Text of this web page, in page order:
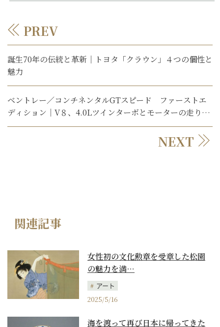
誕生70年の伝統と革新｜トヨタ「クラウン」４つの個性と
魅力
PREV
ベントレー／コンチネンタルGTスピード ファーストエ
ディション｜V８、4.0Lツインターボとモーターの走りを
楽しめる新型GT【石川真禧照の名車を利く】
NEXT
関連記事
女性初の文化勲章を受章した松園
の魅力を満…
アート
2025/5/16
海を渡って再び日本に帰ってきた